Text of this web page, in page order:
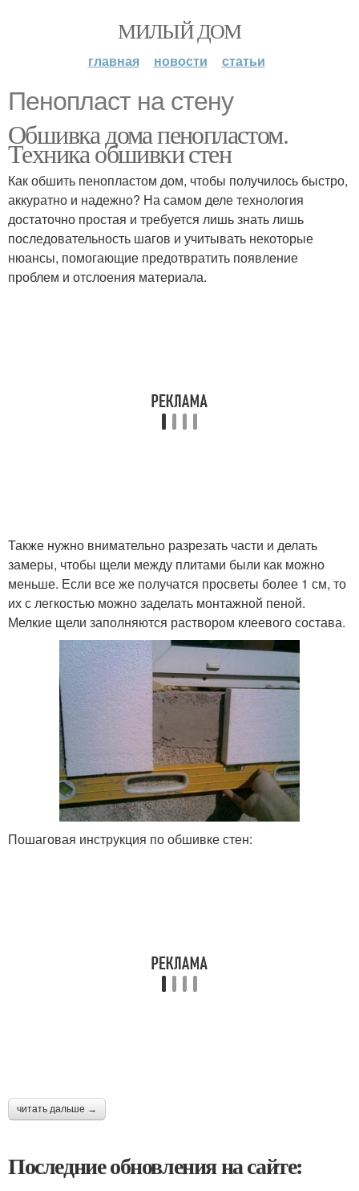
МИЛЫЙ ДОМ
главная новости статьи
Пенопласт на стену
Обшивка дома пенопластом.
Техника обшивки стен
Как обшить пенопластом дом, чтобы получилось быстро,
аккуратно и надежно? На самом деле технология
достаточно простая и требуется лишь знать лишь
последовательность шагов и учитывать некоторые
нюансы, помогающие предотвратить появление
проблем и отслоения материала.
Также нужно внимательно разрезать части и делать
замеры, чтобы щели между плитами были как можно
меньше. Если все же получатся просветы более 1 см, то
их с легкостью можно заделать монтажной пеной.
Мелкие щели заполняются раствором клеевого состава.
Пошаговая инструкция по обшивке стен:
читать дальше →
Последние обновления на сайте: